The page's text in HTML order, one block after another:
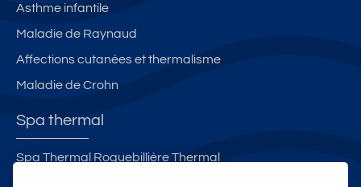
Asthme infantile
Maladie de Raynaud
Affections cutanées et thermalisme
Maladie de Crohn
Spa thermal
Spa Thermal Roquebillière Thermal